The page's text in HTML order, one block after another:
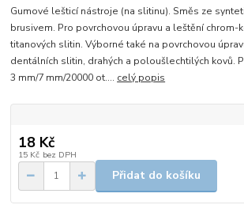
Gumové lešticí nástroje (na slitinu). Směs ze
brusivem. Pro povrchovou úpravu a leštění chrom-
titanových slitin. Výborné také na povrchovou
dentálních slitin, drahých a poloušlechtilých kovů.
3 mm/7 mm/20000 ot.... celý popis
18 Kč
15 Kč bez DPH
Přidat do košíku